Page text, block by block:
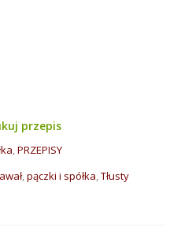
przepis
,PRZEPISY
,pączki i spółka,Tłusty